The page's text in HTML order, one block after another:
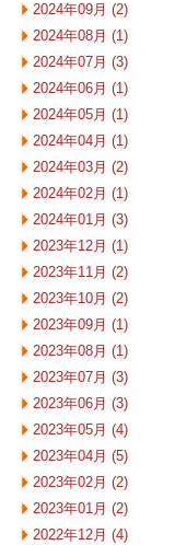
2024年09月 (2)
2024年08月 (1)
2024年07月 (3)
2024年06月 (1)
2024年05月 (1)
2024年04月 (1)
2024年03月 (2)
2024年02月 (1)
2024年01月 (3)
2023年12月 (1)
2023年11月 (2)
2023年10月 (2)
2023年09月 (1)
2023年08月 (1)
2023年07月 (3)
2023年06月 (3)
2023年05月 (4)
2023年04月 (5)
2023年02月 (2)
2023年01月 (2)
2022年12月 (4)